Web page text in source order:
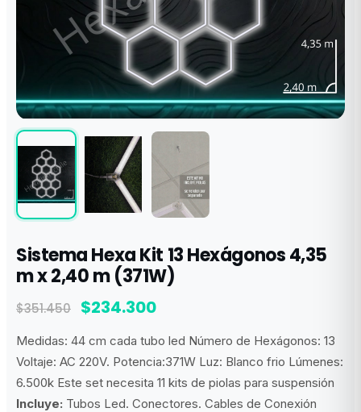
Sistema Hexa Kit 13 Hexágonos 4,35
m x 2,40 m (371W)
$351.450
El
original
era:
$351.450.
$234.300El
actual
es:
$234.300.
Medidas: 44 cm cada tubo led Número de Hexágonos: 13
Voltaje: AC 220V. Potencia:371W Luz: Blanco frio Lúmenes:
6.500k Este set necesita 11 kits de piolas para suspensión
Incluye: Tubos Led. Conectores. Cables de Conexión